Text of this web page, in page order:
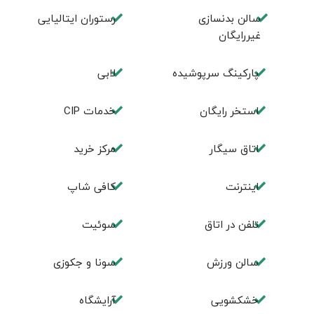
سالن بدنسازی
غیررایگان
رستوران ایتالیایی
پارکینگ سرپوشیده لابی
استخر رایگان خدمات CIP
اتاق سیگار مرکز خرید
اینترنت کافی شاپ
تلفن در اتاق سوئیت
سالن ورزش سونا و جکوزی
خشکشویی آرایشگاه